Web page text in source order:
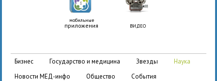
мобильные
приложения ВИДЕО
бизнес государство и медицина звезды
наука
новости МЕД-инфо
общество
события